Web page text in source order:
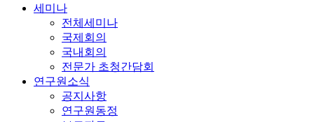
세미나
전체세미나
국제회의
국내회의
전문가 초청간담회
연구원소식
공지사항
연구원동정